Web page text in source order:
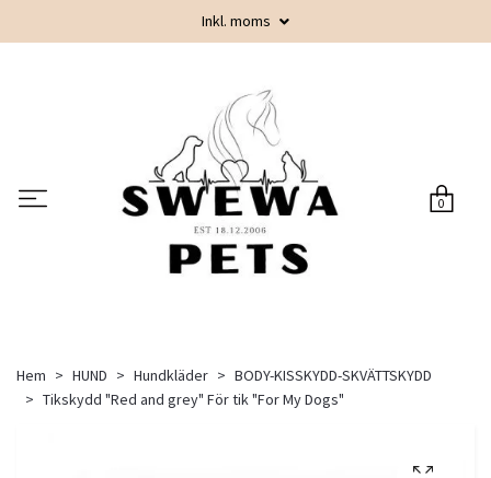
Inkl. moms
0
Hem HUND Hundkläder
BODY-KISSKYDD-SKVÄTTSKYDD
Tikskydd "Red and grey" För tik "For My Dogs"